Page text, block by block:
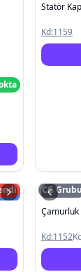
Statör
Kd:1159
Yeni CG Grubu
Çamurluk
Kd:1152